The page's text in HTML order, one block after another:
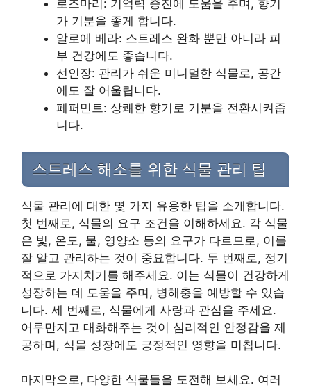
로즈마리: 기억력 증진에 도움을 주며, 향기
가 기분을 좋게 합니다.
알로에 베라: 스트레스 완화 뿐만 아니라 피
부 건강에도 좋습니다.
선인장: 관리가 쉬운 미니멀한 식물로, 공간
에도 잘 어울립니다.
페퍼민트: 상쾌한 향기로 기분을 전환시켜줍
니다.
스트레스 해소를 위한 식물 관리 팁
식물 관리에 대한 몇 가지 유용한 팁을 소개합니다.
첫 번째로, 식물의 요구 조건을 이해하세요. 각 식물
은 빛, 온도, 물, 영양소 등의 요구가 다르므로, 이를
잘 알고 관리하는 것이 중요합니다. 두 번째로, 정기
적으로 가지치기를 해주세요. 이는 식물이 건강하게
성장하는 데 도움을 주며, 병해충을 예방할 수 있습
니다. 세 번째로, 식물에게 사랑과 관심을 주세요.
어루만지고 대화해주는 것이 심리적인 안정감을 제
공하며, 식물 성장에도 긍정적인 영향을 미칩니다.
마지막으로, 다양한 식물들을 도전해 보세요. 여러